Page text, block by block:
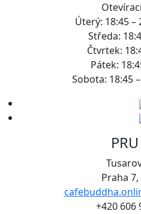
Úterý: 18:45 –
Středa:
Čtvrtek:
Pátek:
Sobota: 18:45
Praha
+420 606